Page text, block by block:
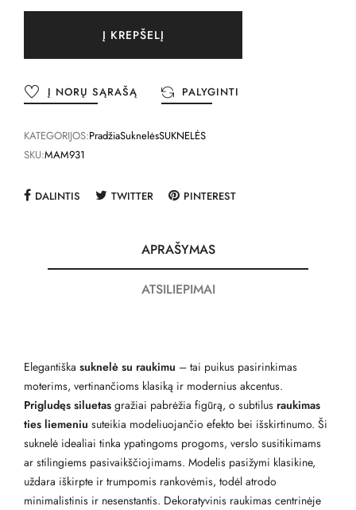
Į KREPŠELĮ
Į NORŲ SĄRAŠĄ PALYGINTI
KATEGORIJOS:PradžiaSuknelėsSUKNELĖS
SKU:MAM931
DALINTIS TWITTER PINTEREST
APRAŠYMAS
ATSILIEPIMAI
Elegantiška suknelė su raukimu – tai puikus pasirinkimas
moterims, vertinančioms klasiką ir modernius akcentus.
Prigludęs siluetas gražiai pabrėžia figūrą, o subtilus raukimas
ties liemeniu suteikia modeliuojančio efekto bei išskirtinumo. Ši
suknelė idealiai tinka ypatingoms progoms, verslo susitikimams
ar stilingiems pasivaikščiojimams. Modelis pasižymi klasikine,
uždara iškirpte ir trumpomis rankovėmis, todėl atrodo
minimalistinis ir nesenstantis. Dekoratyvinis raukimas centrinėje